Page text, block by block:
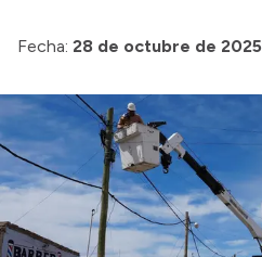
Intranet
Login
Fecha: 28 de octubre de 2025